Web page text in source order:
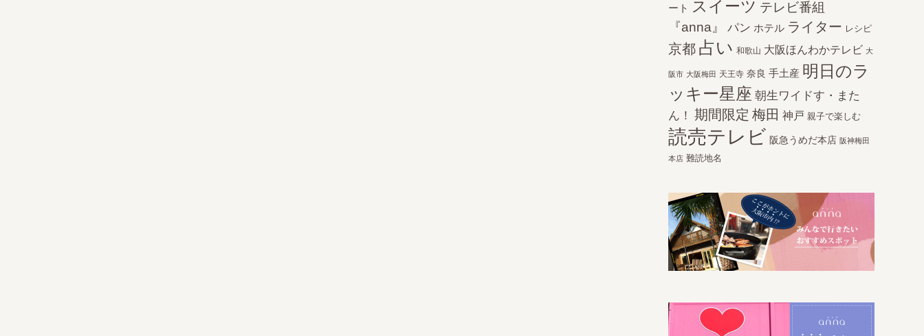
ート
スイーツ テレビ番組
『anna』
パン ホテル ライター レシピ
京都 占い 和歌山 大阪ほんわかテレビ 大
阪市 大阪梅田 天王寺 奈良 手土産 明日のラ
ッキー星座 朝生ワイドす・また
ん！ 期間限定 梅田 神戸 親子で楽しむ
読売テレビ 阪急うめだ本店 阪神梅田
本店 難読地名